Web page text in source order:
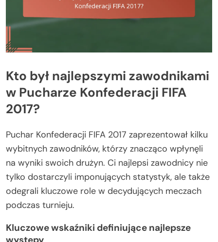
Kto był najlepszymi zawodnikami
w Pucharze Konfederacji FIFA
2017?
Puchar Konfederacji FIFA 2017 zaprezentował kilku
wybitnych zawodników, którzy znacząco wpłynęli
na wyniki swoich drużyn. Ci najlepsi zawodnicy nie
tylko dostarczyli imponujących statystyk, ale także
odegrali kluczowe role w decydujących meczach
podczas turnieju.
Kluczowe wskaźniki definiujące najlepsze
występy